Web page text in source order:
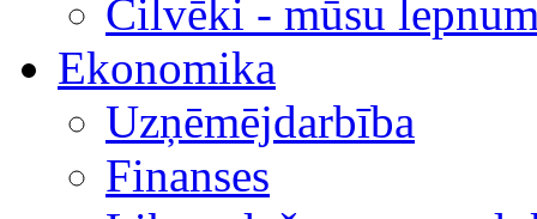
Cilvēki - mūsu
Ekonomika
Uzņēmējdarbība
Finanses